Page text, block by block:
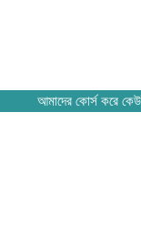
আমাদের কোর্স করে